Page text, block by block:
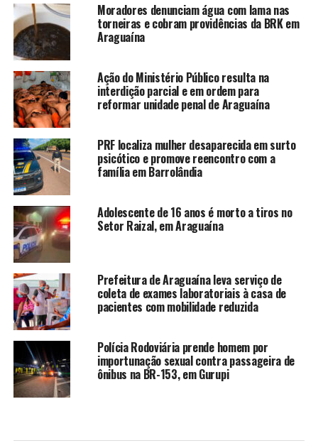
Moradores denunciam água com lama nas
torneiras e cobram providências da BRK em
Araguaína
Ação do Ministério Público resulta na
interdição parcial e em ordem para
reformar unidade penal de Araguaína
PRF localiza mulher desaparecida em surto
psicótico e promove reencontro com a
família em Barrolândia
Adolescente de 16 anos é morto a tiros no
Setor Raizal, em Araguaína
Prefeitura de Araguaína leva serviço de
coleta de exames laboratoriais à casa de
pacientes com mobilidade reduzida
Polícia Rodoviária prende homem por
importunação sexual contra passageira de
ônibus na BR-153, em Gurupi